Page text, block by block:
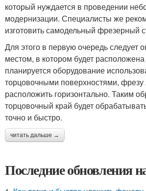
который нуждается в проведении
модернизации. Специалисты же
изготовить самодельный фрезерный
Для этого в первую очередь следует
местом, в котором будет
планируется оборудование
торцовочными поверхностями,
расположить горизонтально. Таким
торцовочный край будет
точно и быстро.
читать дальше →
Последние обновления